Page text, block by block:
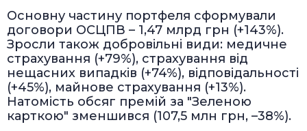
Основну частину портфеля сформували
договори ОСЦПВ – 1,47 млрд грн (+143%).
Зросли також добровільні види: медичне
страхування (+79%), страхування від
нещасних випадків (+74%), відповідальності
(+45%), майнове страхування (+13%).
Натомість обсяг премій за "Зеленою
карткою" зменшився (107,5 млн грн, –38%).